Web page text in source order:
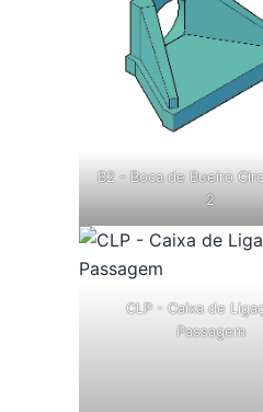
B2 - Boca de Bueiro
2
CLP - Caixa de
Passagem